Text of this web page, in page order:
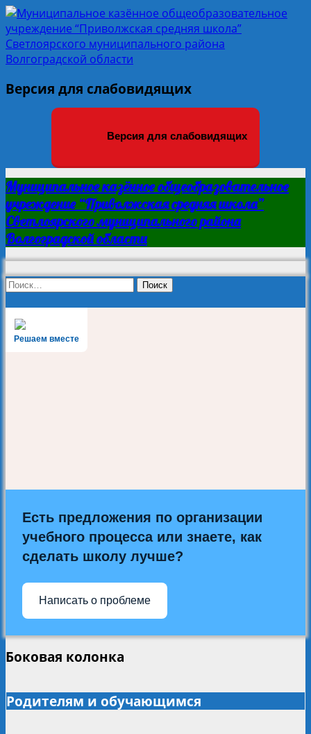
Версия для слабовидящих
Версия для слабовидящих
Муниципальное казённое общеобразовательное
учреждение “Приволжская средняя школа”
Светлоярского муниципального района
Волгоградской области
Найти:
Решаем вместе
Есть предложения по организации
учебного процесса или знаете, как
сделать школу лучше?
Написать о проблеме
Боковая колонка
Родителям и обучающимся